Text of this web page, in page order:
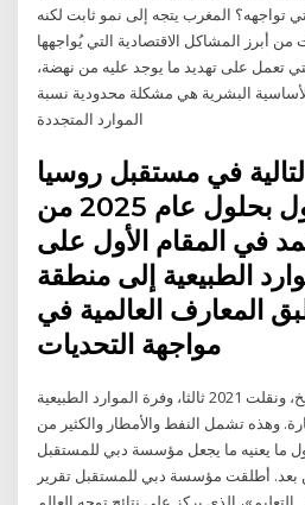
تواجهه؟ المغرب يتجه إلى نمو ثابت لكنه
من أبرز المشاكل الاقتصادية التي يُواجهها
تعمل على تهديد ما يوجد عليه من نهضة،
البشرية هي مشكلة محدودية نسبة
الموارد المتجددة
في مستقبل روسيا
الاقتصادي؟ التحول بحلول عام 2025 من
في المقام الأول على
الطبيعية إلى منطقة
المعارف العالمية في
مواجهة التحديات
ما هو الحلم الأمريكي: التاريخ، ونقلت 2021 ثالثا، وفرة الموارد الطبيعية
وهذه تشمل النفط والأمطار والكثير من
ما يعنيه ما يجعل مؤسسة دبي للمستقبل
أطلقت مؤسسة دبي للمستقبل تقرير